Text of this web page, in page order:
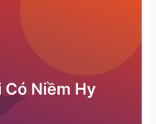
Có Niềm Hy